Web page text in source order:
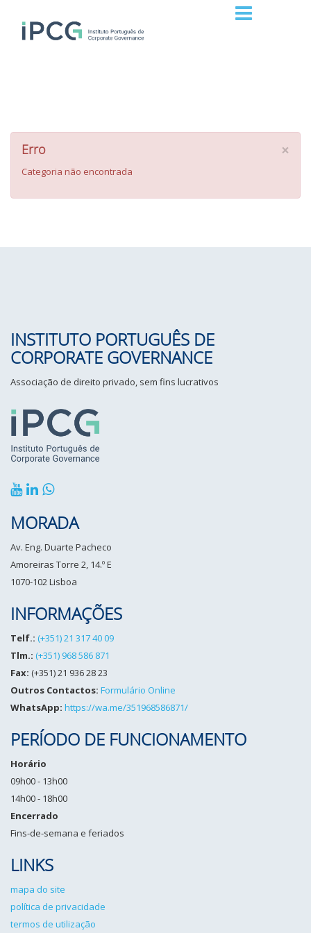
×
Erro
Categoria não encontrada
INSTITUTO PORTUGUÊS DE
CORPORATE GOVERNANCE
Associação de direito privado, sem fins lucrativos
MORADA
Av. Eng. Duarte Pacheco
Amoreiras Torre 2, 14.º E
1070-102 Lisboa
INFORMAÇÕES
Telf.: (+351) 21 317 40 09
Tlm.: (+351) 968 586 871
Fax: (+351) 21 936 28 23
Outros Contactos: Formulário Online
WhatsApp: https://wa.me/351968586871/
PERÍODO DE FUNCIONAMENTO
Horário
09h00 - 13h00
14h00 - 18h00
Encerrado
Fins-de-semana e feriados
LINKS
mapa do site
política de privacidade
termos de utilização